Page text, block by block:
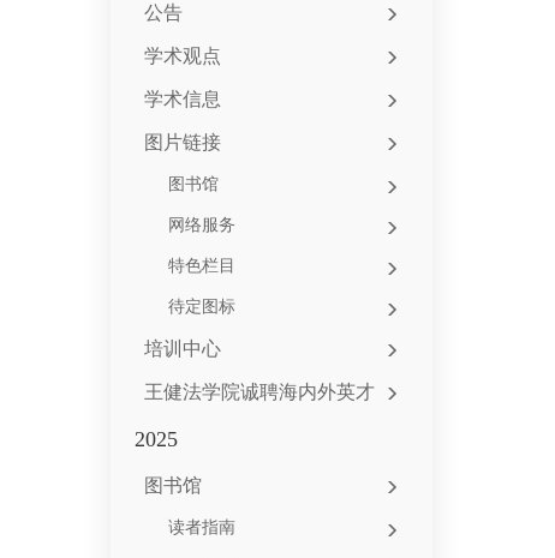
公告
学术观点
学术信息
图片链接
图书馆
网络服务
特色栏目
待定图标
培训中心
王健法学院诚聘海内外英才
2025
图书馆
读者指南